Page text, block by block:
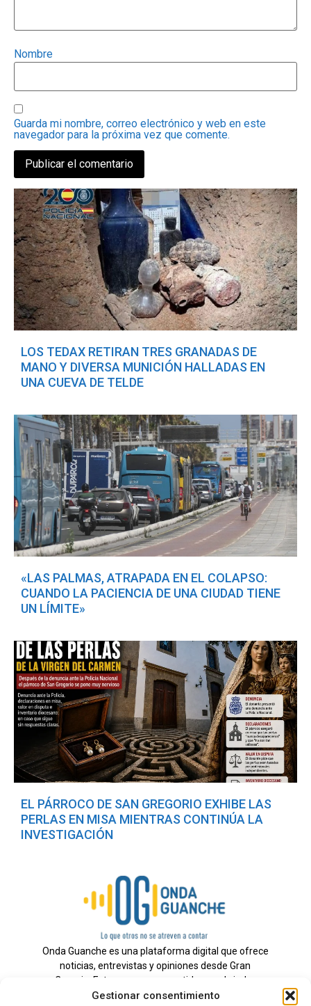
Gestionar consentimiento
Nombre
Guarda mi nombre, correo electrónico y web en este
navegador para la próxima vez que comente.
LOS TEDAX RETIRAN TRES GRANADAS DE
MANO Y DIVERSA MUNICIÓN HALLADAS EN
UNA CUEVA DE TELDE
«LAS PALMAS, ATRAPADA EN EL COLAPSO:
CUANDO LA PACIENCIA DE UNA CIUDAD TIENE
UN LÍMITE»
EL PÁRROCO DE SAN GREGORIO EXHIBE LAS
PERLAS EN MISA MIENTRAS CONTINÚA LA
INVESTIGACIÓN
Onda Guanche es una plataforma digital que ofrece
noticias, entrevistas y opiniones desde Gran
Canaria. Estamos comprometidos con brindar
información veraz y un periodismo independiente a